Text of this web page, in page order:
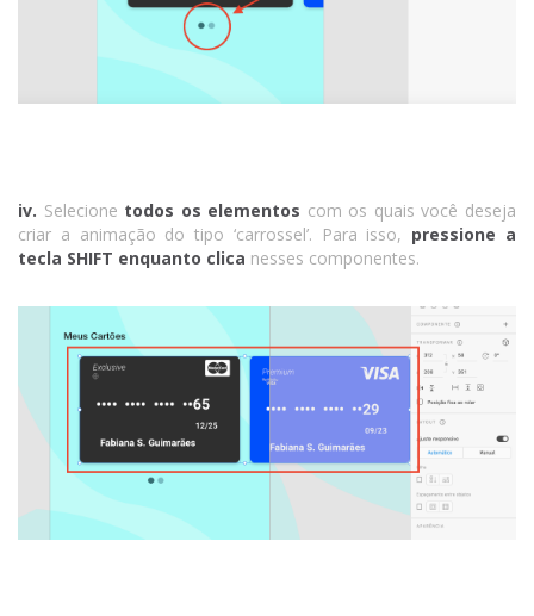
iv. Selecione todos os elementos com os quais você deseja
criar a animação do tipo ‘carrossel’. Para isso, pressione a
tecla SHIFT enquanto clica nesses componentes.